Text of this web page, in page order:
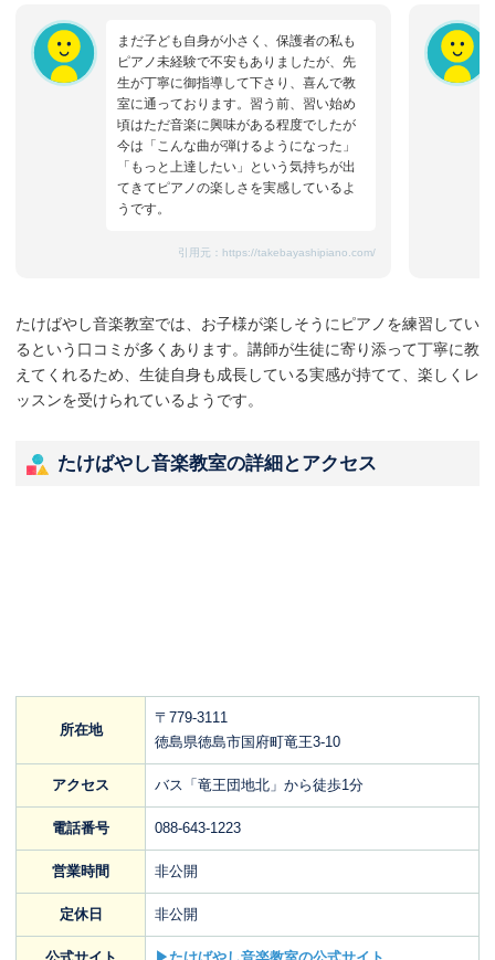
まだ子ども自身が小さく、保護者の私も
ピアノ未経験で不安もありましたが、先
生が丁寧に御指導して下さり、喜んで教
室に通っております。習う前、習い始め
頃はただ音楽に興味がある程度でしたが
今は「こんな曲が弾けるようになった」
「もっと上達したい」という気持ちが出
てきてピアノの楽しさを実感しているよ
うです。
引用元： https://takebayashipiano.com/
たけばやし音楽教室では、お子様が楽しそうにピアノを練習してい
るという口コミが多くあります。講師が生徒に寄り添って丁寧に教
えてくれるため、生徒自身も成長している実感が持てて、楽しくレ
ッスンを受けられているようです。
たけばやし音楽教室の詳細とアクセス
所在地
〒779-3111
徳島県徳島市国府町竜王3-10
アクセス バス「竜王団地北」から徒歩1分
電話番号 088-643-1223
営業時間 非公開
定休日 非公開